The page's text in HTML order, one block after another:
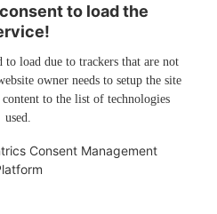
to load the
load due to trackers that are not
owner needs to setup the site
to the list of technologies
used.
Consent Management